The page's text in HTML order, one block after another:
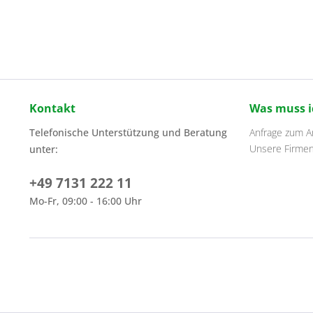
Kontakt
Telefonische Unterstützung und Beratung
unter:
+49 7131 222 11
Mo-Fr, 09:00 - 16:00 Uhr
Was muss
Anfrage zum
Unsere